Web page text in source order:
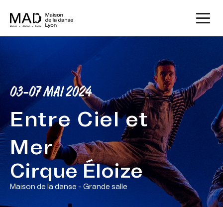
03-07 MAI 2024
Entre Ciel et
Mer
Cirque Éloize
Maison de la danse - Grande salle